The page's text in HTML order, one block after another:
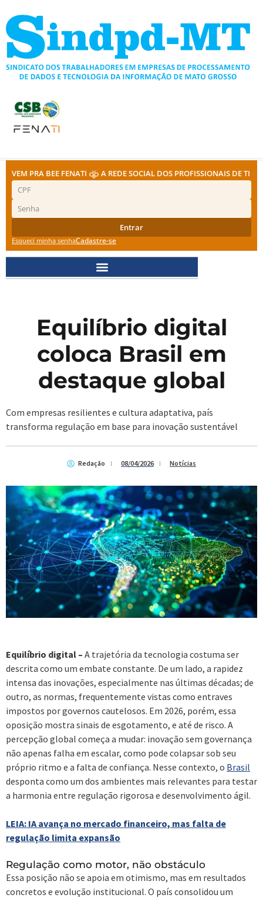
para
conteúdo
VEM PRA BEE FENATI A REDE SOCIAL DOS PROFISSIONAIS DE TI
Entrar
Esqueci minha senhaCadastre-se
Equilíbrio digital
coloca Brasil em
destaque global
Com empresas resilientes e cultura adaptativa, país
transforma regulação em base para inovação sustentável
Redação 08/04/2026 Notícias
Equilíbrio digital – A trajetória da tecnologia costuma ser
descrita como um embate constante. De um lado, a rapidez
intensa das inovações, especialmente nas últimas décadas; de
outro, as normas, frequentemente vistas como entraves
impostos por governos cautelosos. Em 2026, porém, essa
oposição mostra sinais de esgotamento, e até de risco. A
percepção global começa a mudar: inovação sem governança
não apenas falha em escalar, como pode colapsar sob seu
próprio ritmo e a falta de confiança. Nesse contexto, o Brasil
desponta como um dos ambientes mais relevantes para testar
a harmonia entre regulação rigorosa e desenvolvimento ágil.
LEIA: IA avança no mercado financeiro, mas falta de
regulação limita expansão
Regulação como motor, não obstáculo
Essa posição não se apoia em otimismo, mas em resultados
concretos e evolução institucional. O país consolidou um